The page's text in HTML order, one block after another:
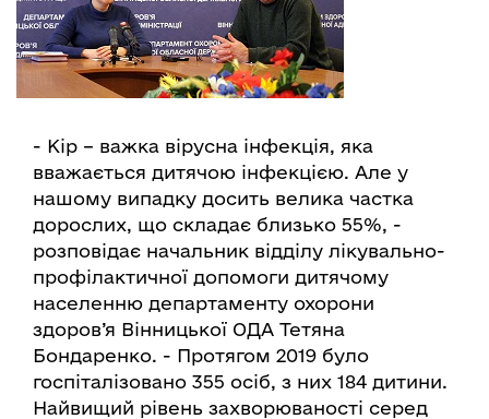
- Кір – важка вірусна інфекція, яка
вважається дитячою інфекцією. Але у
нашому випадку досить велика частка
дорослих, що складає близько 55%, -
розповідає начальник відділу лікувально-
профілактичної допомоги дитячому
населенню департаменту охорони
здоров’я Вінницької ОДА Тетяна
Бондаренко. - Протягом 2019 було
госпіталізовано 355 осіб, з них 184 дитини.
Найвищий рівень захворюваності серед